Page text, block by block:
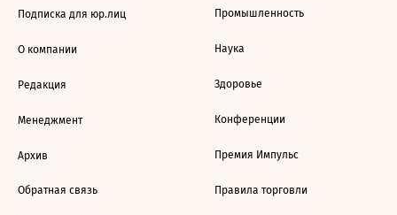
Подписка для юр.лиц
О компании
Редакция
Менеджмент
Архив
Обратная связь
Промышленность
Наука
Здоровье
Конференции
Премия Импульс
Правила торговли